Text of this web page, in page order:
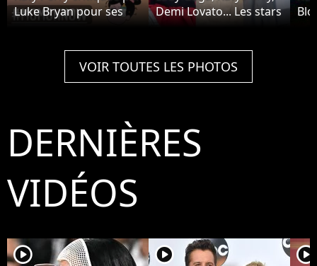
Luke Bryan pour ses
Demi Lovato... Les stars
ont chanté pour
VOIR TOUTES LES PHOTOS
DERNIÈRES
VIDÉOS
player2 player2 player2